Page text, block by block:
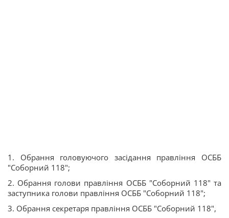
1. Обрання головуючого засідання правління ОСББ
"Соборний 118";
2. Обрання голови правління ОСББ "Соборний 118" та
заступника голови правління ОСББ "Соборний 118";
3. Обрання секретаря правління ОСББ "Соборний 118",